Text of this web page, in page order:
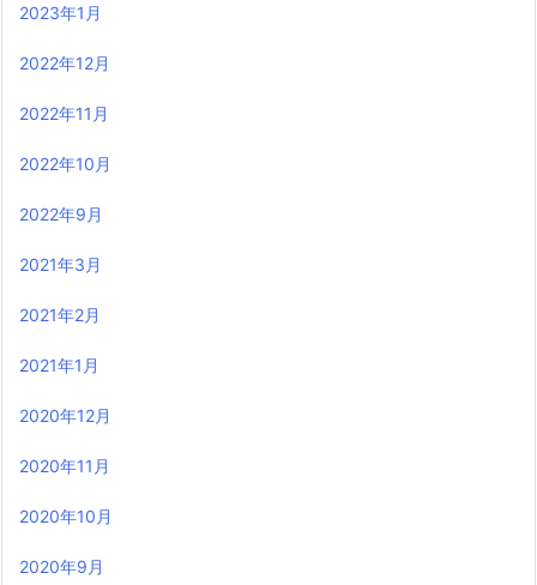
2023年1月
2022年12月
2022年11月
2022年10月
2022年9月
2021年3月
2021年2月
2021年1月
2020年12月
2020年11月
2020年10月
2020年9月